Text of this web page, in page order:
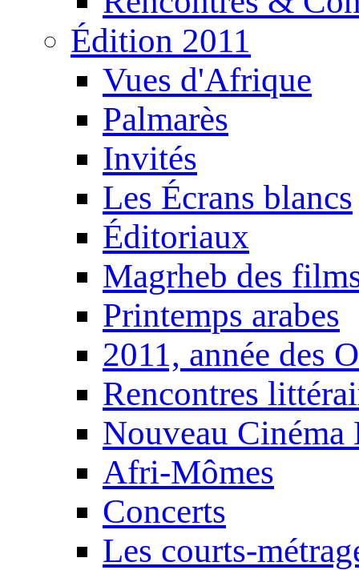
Édition 2011
Vues d'Afrique
Palmarès
Invités
Les Écrans blancs
Éditoriaux
Magrheb des
Printemps arabes
2011, année des
Rencontres
Nouveau Cinéma
Afri-Mômes
Concerts
Les courts-